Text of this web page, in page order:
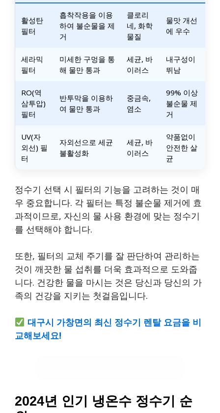
활성탄
필터
흡착작용을 이용
하여 불순물을 제
거
클로리
네, 화학
물질
물맛 개선
에 우수
세라믹
필터
미세한 구멍을 통
해 물만 통과
세균, 바
이러스
내구성이
뛰남
RO(역
삼투압)
필터
반투막을 이용하
여 물만 통과
중금속,
염소
99% 이상
불순물 제
거
UV(자
외선) 필
터
자외선으로 세균
불활성화
세균, 바
이러스
약품없이
안전한 살
균
정수기 선택 시 필터의 기능을 고려하는 것이 매
우 중요합니다. 각 필터는 특정 불순물 제거에 효
과적이므로, 자신의 물 사용 환경에 맞는 정수기
를 선택해야 합니다.
또한, 필터의 교체 주기를 잘 판단하여 관리하는
것이 깨끗한 물 섭취를 더욱 효과적으로 도와줍
니다. 건강한 물을 마시는 것은 당신과 당신의 가
족의 건강을 지키는 첫걸음입니다.
대구시 가창면의 최신 정수기 렌탈 요금을 비
교해보세요!
2024년 인기 냉온수 정수기 순